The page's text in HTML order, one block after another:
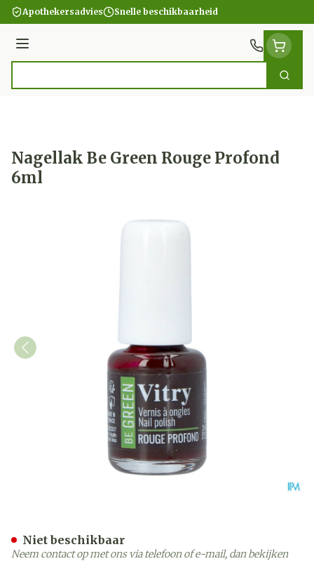
Ga naar de inhoud
Apothekersadvies Snelle beschikbaarheid
Menu
Zoek
Nagellak Be Green Rouge Profond
6ml
Niet beschikbaar
Neem contact op met ons via telefoon of e-mail, dan bekijken